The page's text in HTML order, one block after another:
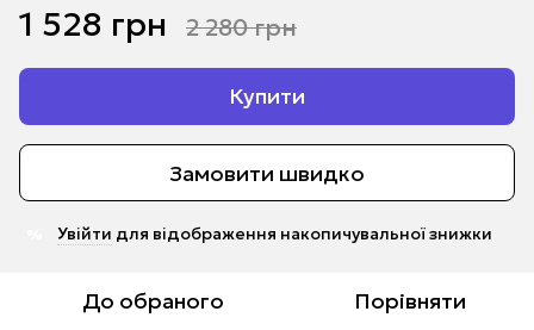
1 528 грн 2 280 грн
Купити
Замовити швидко
Увійти для відображення накопичувальної знижки
До обраного Порівняти